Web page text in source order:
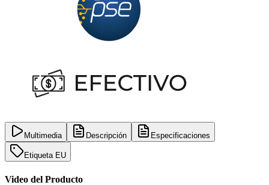
Multimedia Descripción Especificaciones
Etiqueta EU
Video del Producto